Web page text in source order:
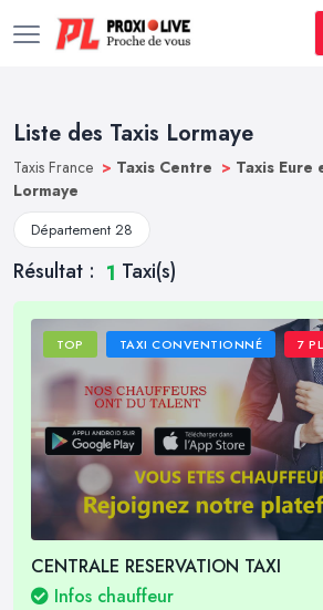
Liste des Taxis Lormaye
Taxis France > Taxis Centre > Taxis Eure
Lormaye
Département 28
Résultat : 1 Taxi(s)
TOP TAXI CONVENTIONNÉ 7
CENTRALE RESERVATION TAXI
Infos chauffeur